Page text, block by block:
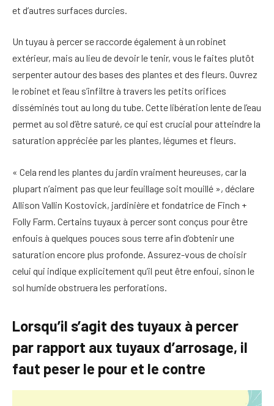
et d’autres surfaces durcies.
Un tuyau à percer se raccorde également à un robinet
extérieur, mais au lieu de devoir le tenir, vous le faites plutôt
serpenter autour des bases des plantes et des fleurs. Ouvrez
le robinet et l’eau s’infiltre à travers les petits orifices
disséminés tout au long du tube. Cette libération lente de l’eau
permet au sol d’être saturé, ce qui est crucial pour atteindre la
saturation appréciée par les plantes, légumes et fleurs.
« Cela rend les plantes du jardin vraiment heureuses, car la
plupart n’aiment pas que leur feuillage soit mouillé », déclare
Allison Vallin Kostovick, jardinière et fondatrice de Finch +
Folly Farm. Certains tuyaux à percer sont conçus pour être
enfouis à quelques pouces sous terre afin d’obtenir une
saturation encore plus profonde. Assurez-vous de choisir
celui qui indique explicitement qu’il peut être enfoui, sinon le
sol humide obstruera les perforations.
Lorsqu’il s’agit des tuyaux à percer
par rapport aux tuyaux d’arrosage, il
faut peser le pour et le contre